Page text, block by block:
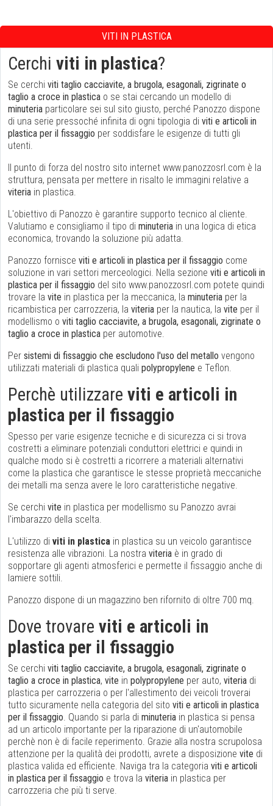
VITI IN PLASTICA
Cerchi viti in plastica?
Se cerchi viti taglio cacciavite, a brugola, esagonali, zigrinate o
taglio a croce in plastica o se stai cercando un modello di
minuteria particolare sei sul sito giusto, perché Panozzo dispone
di una serie pressoché infinita di ogni tipologia di viti e articoli in
plastica per il fissaggio per soddisfare le esigenze di tutti gli
utenti.
Il punto di forza del nostro sito internet www.panozzosrl.com è la
struttura, pensata per mettere in risalto le immagini relative a
viteria in plastica.
L'obiettivo di Panozzo è garantire supporto tecnico al cliente.
Valutiamo e consigliamo il tipo di minuteria in una logica di etica
economica, trovando la soluzione più adatta.
Panozzo fornisce viti e articoli in plastica per il fissaggio come
soluzione in vari settori merceologici. Nella sezione viti e articoli in
plastica per il fissaggio del sito www.panozzosrl.com potete quindi
trovare la vite in plastica per la meccanica, la minuteria per la
ricambistica per carrozzeria, la viteria per la nautica, la vite per il
modellismo o viti taglio cacciavite, a brugola, esagonali, zigrinate o
taglio a croce in plastica per automotive.
Per sistemi di fissaggio che escludono l'uso del metallo vengono
utilizzati materiali di plastica quali polypropylene e Teflon.
Perchè utilizzare viti e articoli in
plastica per il fissaggio
Spesso per varie esigenze tecniche e di sicurezza ci si trova
costretti a eliminare potenziali conduttori elettrici e quindi in
qualche modo si è costretti a ricorrere a materiali alternativi
come la plastica che garantisce le stesse proprietà meccaniche
dei metalli ma senza avere le loro caratteristiche negative.
Se cerchi vite in plastica per modellismo su Panozzo avrai
l'imbarazzo della scelta.
L'utilizzo di viti in plastica in plastica su un veicolo garantisce
resistenza alle vibrazioni. La nostra viteria è in grado di
sopportare gli agenti atmosferici e permette il fissaggio anche di
lamiere sottili.
Panozzo dispone di un magazzino ben rifornito di oltre 700 mq.
Dove trovare viti e articoli in
plastica per il fissaggio
Se cerchi viti taglio cacciavite, a brugola, esagonali, zigrinate o
taglio a croce in plastica, vite in polypropylene per auto, viteria di
plastica per carrozzeria o per l'allestimento dei veicoli troverai
tutto sicuramente nella categoria del sito viti e articoli in plastica
per il fissaggio. Quando si parla di minuteria in plastica si pensa
ad un articolo importante per la riparazione di un'automobile
perchè non è di facile reperimento. Grazie alla nostra scrupolosa
attenzione per la qualità dei prodotti, avrete a disposizione vite di
plastica valida ed efficiente. Naviga tra la categoria viti e articoli
in plastica per il fissaggio e trova la viteria in plastica per
carrozzeria che più ti serve.